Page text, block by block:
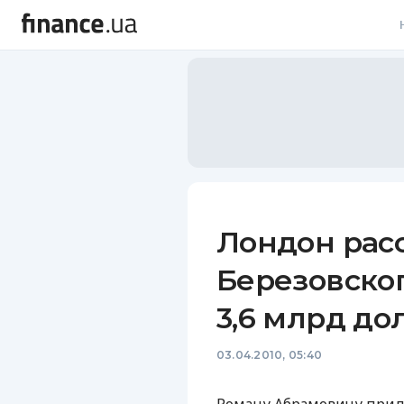
Лондон
3,6 млрд
03.04.2010, 05:40